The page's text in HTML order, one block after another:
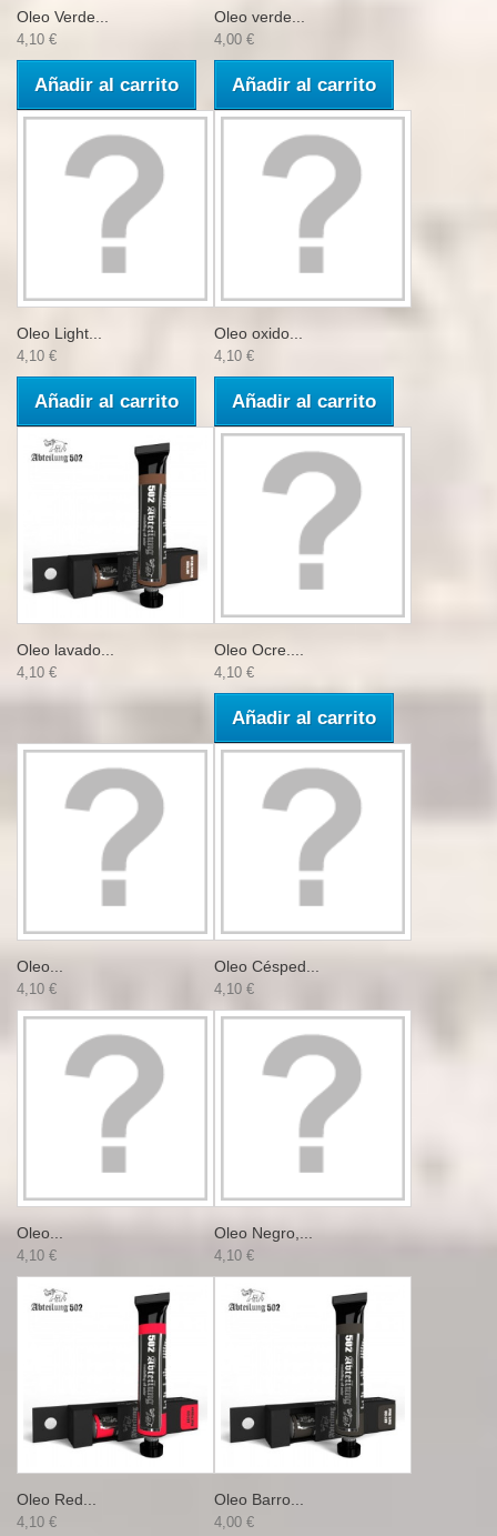
Oleo Verde...
4,10 €
Añadir al carrito
Oleo verde...
4,00 €
Añadir al carrito
Oleo Light...
4,10 €
Añadir al carrito
Oleo oxido...
4,10 €
Añadir al carrito
Oleo lavado...
4,10 €
Oleo Ocre....
4,10 €
Añadir al carrito
Oleo...
4,10 €
Oleo Césped...
4,10 €
Oleo...
4,10 €
Oleo Negro,...
4,10 €
Oleo Red...
4,10 €
Oleo Barro...
4,00 €